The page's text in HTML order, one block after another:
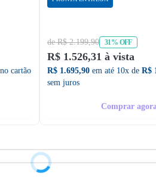
no cartão
de R$ 2.199,90 31% OFF
R$ 1.526,31 à vista
R$ 1.695,90 em até 10x de R$
sem juros
Comprar agora